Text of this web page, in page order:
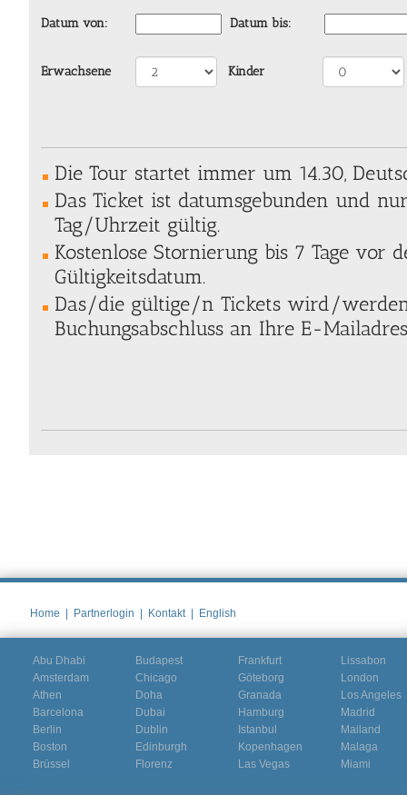
Datum von: Datum bis:
Erwachsene Kinder
Die Tour startet immer um 14.30,
Das Ticket ist datumsgebunden und
Tag/Uhrzeit gültig.
Kostenlose Stornierung bis 7 Tage vor
Gültigkeitsdatum.
Das/die gültige/n Tickets wird/
Buchungsabschluss an Ihre E-
Home Partnerlogin Kontakt English
Abu Dhabi
Amsterdam
Athen
Barcelona
Berlin
Boston
Brüssel
Budapest
Chicago
Doha
Dubai
Dublin
Edinburgh
Florenz
Frankfurt
Göteborg
Granada
Hamburg
Istanbul
Kopenhagen
Las Vegas
Lissabon
London
Los Angeles
Madrid
Mailand
Malaga
Miami